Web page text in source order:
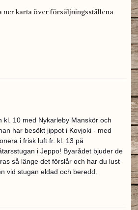
ner karta över försäljningsställena
10 med Nykarleby Manskör och
har besökt jippot i Kovjoki - med
i frisk luft fr. kl. 13 på
i Jeppo! Byarådet bjuder de
så länge det förslår och har du lust
vid stugan eldad och beredd.